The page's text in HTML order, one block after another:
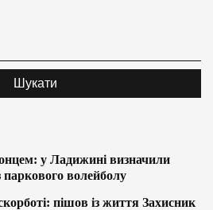
у Ладижині визначили
волейболу
пішов із життя Захисник